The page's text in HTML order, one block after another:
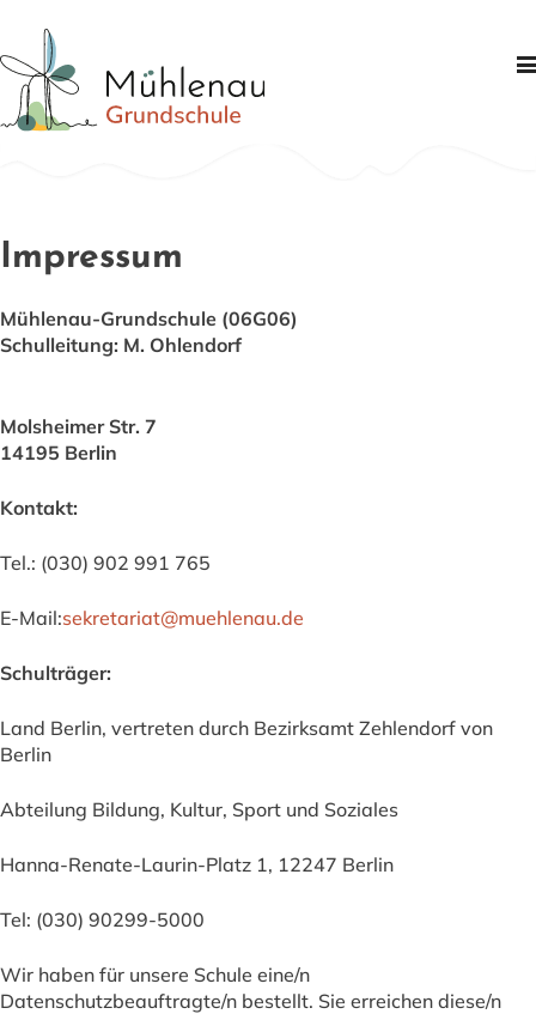
Schwerpunkte
Kontakt
Impressum
Mühlenau-Grundschule (06G06)
Schulleitung: M. Ohlendorf
Molsheimer Str. 7
14195 Berlin
Kontakt:
Tel.: (030) 902 991 765
E-Mail:sekretariat@muehlenau.de
Schulträger:
Land Berlin, vertreten durch Bezirksamt Zehlendorf von
Berlin
Abteilung Bildung, Kultur, Sport und Soziales
Hanna-Renate-Laurin-Platz 1, 12247 Berlin
Tel: (030) 90299-5000
Wir haben für unsere Schule eine/n
Datenschutzbeauftragte/n bestellt. Sie erreichen diese/n